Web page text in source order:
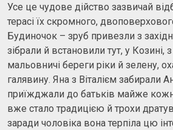
Усе це чудове дійство зазвичай
терасі їх скромного,
Будиночок – зруб привезли з
зібрали й встановили тут, у Козині,
мальовничі береги ріки й зелену,
галявину. Яна з Віталієм забирали
приїжджали до батьків майже
вже стало традицією й трохи
заради чоловіка вона терпіла цю